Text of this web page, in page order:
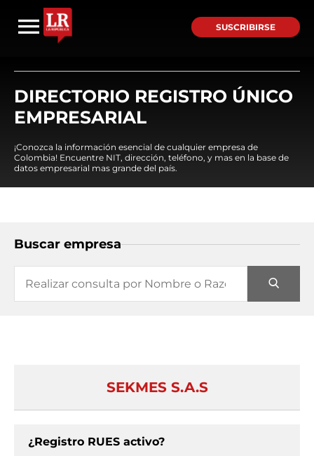
SUSCRIBIRSE
DIRECTORIO REGISTRO ÚNICO
EMPRESARIAL
¡Conozca la información esencial de cualquier empresa de
Colombia! Encuentre NIT, dirección, teléfono, y mas en la base de
datos empresarial mas grande del país.
Buscar empresa
SEKMES S.A.S
¿Registro RUES activo?